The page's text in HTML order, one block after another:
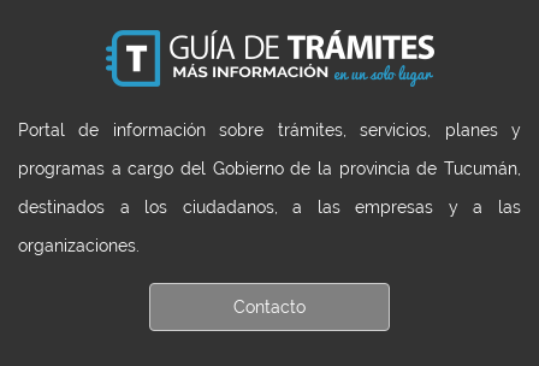
Portal de información sobre trámites, servicios, planes y
programas a cargo del Gobierno de la provincia de Tucumán,
destinados a los ciudadanos, a las empresas y a las
organizaciones.
Contacto